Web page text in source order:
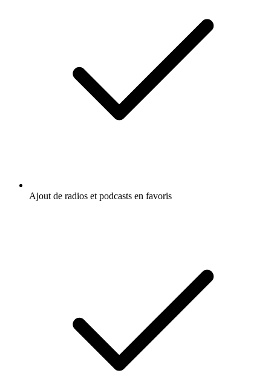
Ajout de radios et podcasts en favoris